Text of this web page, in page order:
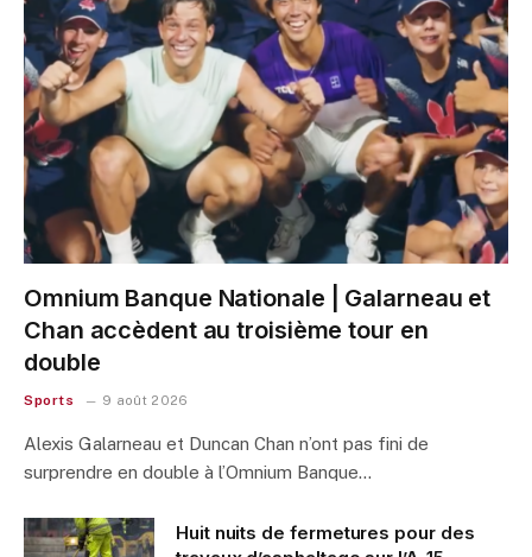
Omnium Banque Nationale | Galarneau et
Chan accèdent au troisième tour en
double
Sports 9 août 2026
Alexis Galarneau et Duncan Chan n’ont pas fini de
surprendre en double à l’Omnium Banque…
Huit nuits de fermetures pour des